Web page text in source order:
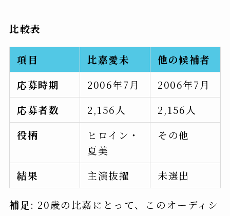
比較表
項目 比嘉愛未
他の候補者
応募時期
2006年7月
2006年7月
応募者数
2,156人
2,156人
役柄
ヒロイン・
夏美
その他
結果 主演抜擢 未選出
補足: 20歳の比嘉にとって、このオーディシ